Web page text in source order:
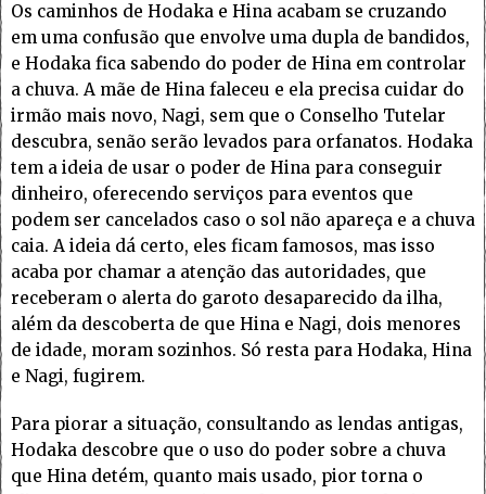
Os caminhos de Hodaka e Hina acabam se cruzando
em uma confusão que envolve uma dupla de bandidos,
e Hodaka fica sabendo do poder de Hina em controlar
a chuva. A mãe de Hina faleceu e ela precisa cuidar do
irmão mais novo, Nagi, sem que o Conselho Tutelar
descubra, senão serão levados para orfanatos. Hodaka
tem a ideia de usar o poder de Hina para conseguir
dinheiro, oferecendo serviços para eventos que
podem ser cancelados caso o sol não apareça e a chuva
caia. A ideia dá certo, eles ficam famosos, mas isso
acaba por chamar a atenção das autoridades, que
receberam o alerta do garoto desaparecido da ilha,
além da descoberta de que Hina e Nagi, dois menores
de idade, moram sozinhos. Só resta para Hodaka, Hina
e Nagi, fugirem.
Para piorar a situação, consultando as lendas antigas,
Hodaka descobre que o uso do poder sobre a chuva
que Hina detém, quanto mais usado, pior torna o